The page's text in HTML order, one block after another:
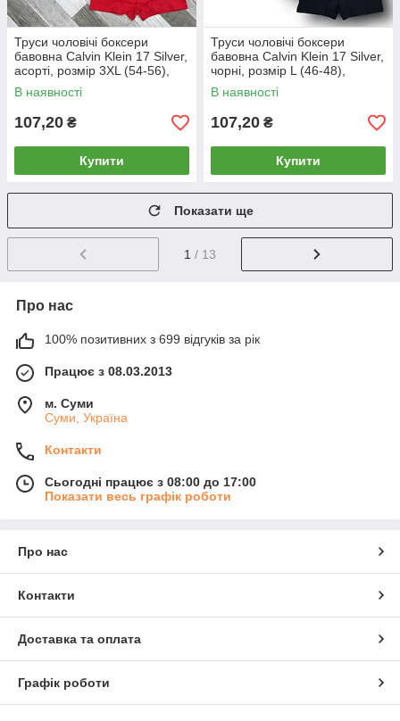
Труси чоловічі боксери
бавовна Calvin Klein 17 Silver,
асорті, розмір 3XL (54-56),
013016
В наявності
107,20 ₴
Купити
Труси чоловічі боксери
бавовна Calvin Klein 17 Silver,
чорні, розмір L (46-48),
013069
В наявності
107,20 ₴
Купити
Показати ще
1 / 13
Про нас
100% позитивних з 699 відгуків за рік
Працює з 08.03.2013
м. Суми
Суми, Україна
Контакти
Сьогодні працює з 08:00 до 17:00
Показати весь графік роботи
Про нас
Контакти
Доставка та оплата
Графік роботи